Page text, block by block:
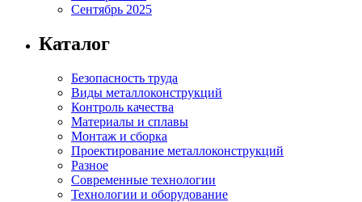
Сентябрь 2025
Каталог
Безопасность труда
Виды металлоконструкций
Контроль качества
Материалы и сплавы
Монтаж и сборка
Проектирование металлоконструкций
Разное
Современные технологии
Технологии и оборудование